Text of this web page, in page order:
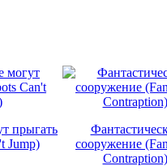
прыгать
Jump)
сооружение
Contraption)